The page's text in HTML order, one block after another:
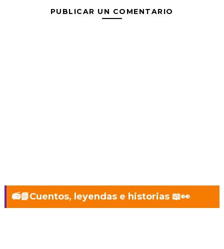
PUBLICAR UN COMENTARIO
📻📗Cuentos, leyendas e historias 📖👀